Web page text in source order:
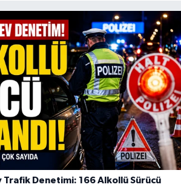
Denetimi: 166 Alkollü Sürücü